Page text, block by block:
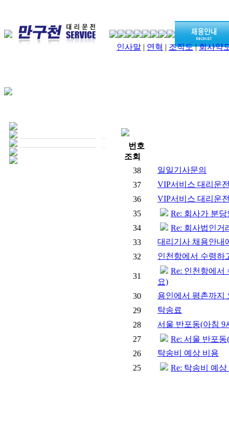
인사말 | 연혁 | 조직도|회사약
번호
조회
38
일일기사문의
37
VIP서비스 대리운
36
VIP서비스 대리운
35
Re: 회사가 분
34
Re: 회사법인거
33
대리기사 채용안내
32
인천항에서 수령하
31
Re: 인천항에서
요)
30
용인에서 평촌까지
29
탁송료
28
서울 반포동(아침 9
27
Re: 서울 반포
26
탁송비 예상 비용
25
Re: 탁송비 예상